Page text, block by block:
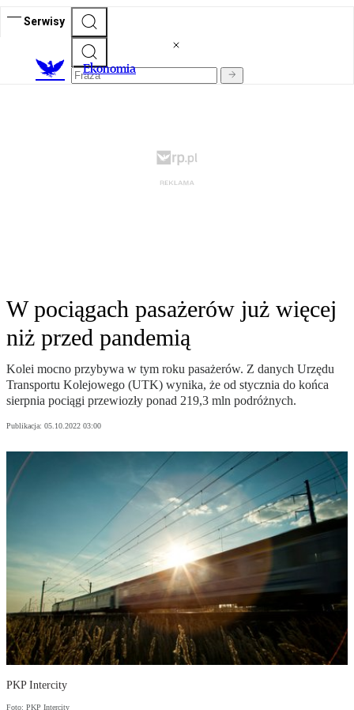
Serwisy
Ekonomia
W pociągach pasażerów już więcej
niż przed pandemią
Kolei mocno przybywa w tym roku pasażerów. Z danych Urzędu
Transportu Kolejowego (UTK) wynika, że od stycznia do końca
sierpnia pociągi przewiozły ponad 219,3 mln podróżnych.
Publikacja: 05.10.2022 03:00
PKP Intercity
Foto: PKP Intercity